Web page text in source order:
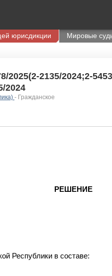
юрисдикции Мировые
2135/2024;2-
2024
- Гражданское
РЕШЕНИЕ
Республики в составе: